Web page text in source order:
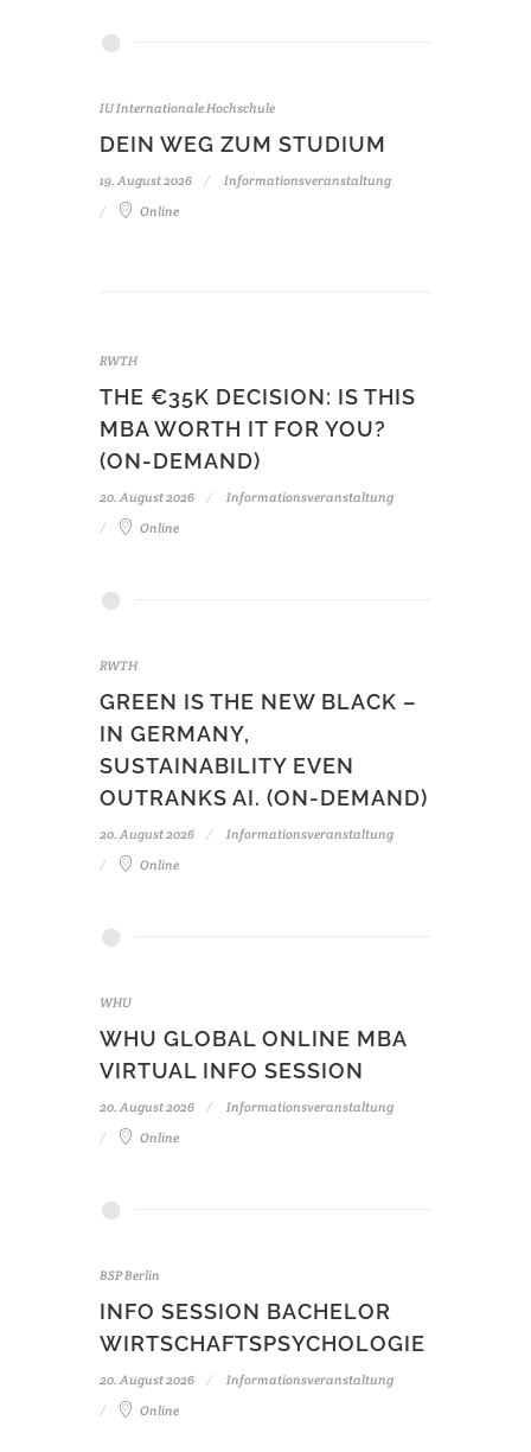
IU Internationale Hochschule
DEIN WEG ZUM STUDIUM
19. August 2026
Informationsveranstaltung
Online
RWTH
THE €35K DECISION: IS THIS
MBA WORTH IT FOR YOU?
(ON-DEMAND)
20. August 2026
Informationsveranstaltung
Online
RWTH
GREEN IS THE NEW BLACK –
IN GERMANY,
SUSTAINABILITY EVEN
OUTRANKS AI. (ON-DEMAND)
20. August 2026
Informationsveranstaltung
Online
WHU
WHU GLOBAL ONLINE MBA
VIRTUAL INFO SESSION
20. August 2026
Informationsveranstaltung
Online
BSP Berlin
INFO SESSION BACHELOR
WIRTSCHAFTSPSYCHOLOGIE
20. August 2026
Informationsveranstaltung
Online